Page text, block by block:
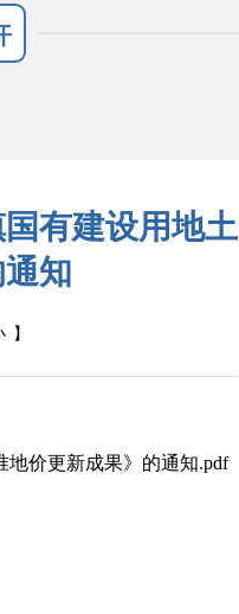
有建设用地土
知
】
价更新成果》的通知.pdf